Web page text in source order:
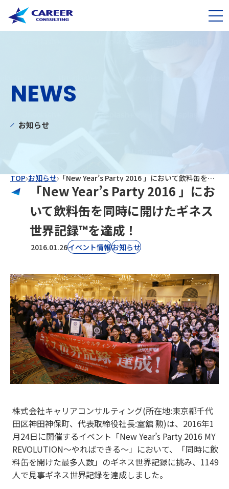
NEWS
お知らせ
TOP お知らせ 「New Year’s Party 2016 」において飲料缶を同時に開けたギネス世界記録™を達成！
「New Year’s Party 2016 」にお
いて飲料缶を同時に開けたギネス
世界記録™を達成！
2016.01.26イベント情報お知らせ
株式会社キャリアコンサルティング(所在地:東京都千代
田区神田神保町、代表取締役社長:室舘 勲)は、2016年1
月24日に開催するイベント「New Year’s Party 2016 MY
REVOLUTION〜やればできる〜」において、「同時に飲
料缶を開けた最多人数」のギネス世界記録に挑み、1149
人で見事ギネス世界記録を達成しました。